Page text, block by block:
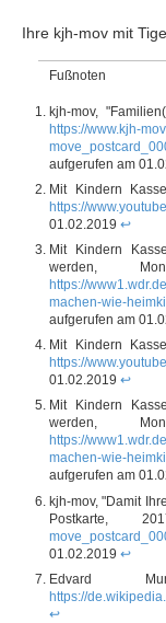
Ihre kjh-mov mit
Fußnoten
kjh-mov,
https://www.kjh-
aufgerufen am
Mit Kindern
https://
01.02.2019 ↩
Mit Kindern
werden,
https://
machen-wie-
aufgerufen am
Mit Kindern
https://
01.02.2019 ↩
Mit Kindern
werden,
https://
machen-wie-
aufgerufen am
kjh-mov, "Damit
Postkarte,
01.02.2019 ↩
Edvard
https://
↩